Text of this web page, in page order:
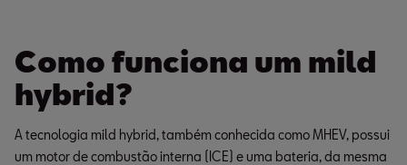
Como funciona um mild
hybrid?
A tecnologia mild hybrid, também conhecida como MHEV, possui
um motor de combustão interna (ICE) e uma bateria, da mesma